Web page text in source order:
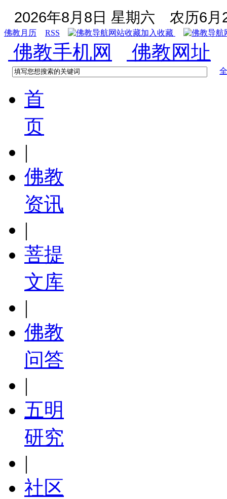
2026年8月8日 星期六 农历6月
佛教月历 RSS 加入收藏
佛教手机网 佛教网址
首
页
|
佛教
资讯
|
菩提
文库
|
佛教
问答
|
五明
研究
|
社区